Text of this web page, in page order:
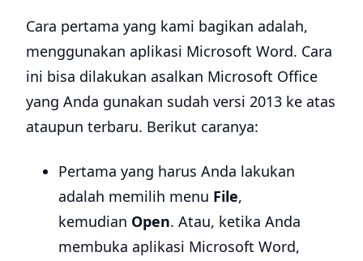
Cara pertama yang kami bagikan adalah,
menggunakan aplikasi Microsoft Word. Cara
ini bisa dilakukan asalkan Microsoft Office
yang Anda gunakan sudah versi 2013 ke atas
ataupun terbaru. Berikut caranya:
Pertama yang harus Anda lakukan
adalah memilih menu File,
kemudian Open. Atau, ketika Anda
membuka aplikasi Microsoft Word,